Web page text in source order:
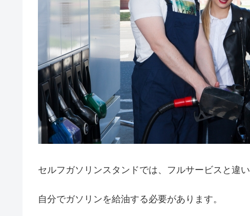
セルフガソリンスタンドでは、フルサービスと違い
自分でガソリンを給油する必要があります。